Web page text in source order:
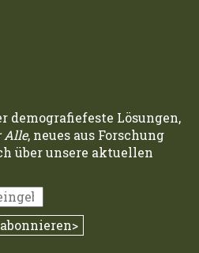
demografiefeste Lösungen,
Alle, neues aus Forschung
über unsere aktuellen